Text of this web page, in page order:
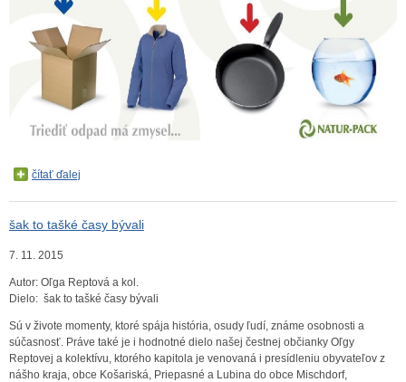
čítať ďalej
šak to tašké časy bývali
7. 11. 2015
Autor: Oľga Reptová a kol.
Dielo: šak to tašké časy bývali
Sú v živote momenty, ktoré spája história, osudy ľudí, známe osobnosti a
súčasnosť. Práve také je i hodnotné dielo našej čestnej občianky Oľgy
Reptovej a kolektívu, ktorého kapitola je venovaná i presídleniu obyvateľov z
nášho kraja, obce Košariská, Priepasné a Lubina do obce Mischdorf,